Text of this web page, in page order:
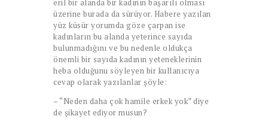
eril bir alanda bir kadının başarılı olması
üzerine burada da sürüyor. Habere yazılan
yüz küsür yorumda göze çarpan ise
kadınların bu alanda yeterince sayıda
bulunmadığını ve bu nedenle oldukça
önemli bir sayıda kadının yeteneklerinin
heba olduğunu söyleyen bir kullanıcıya
cevap olarak yazılanlar şöyle:
– “Neden daha çok hamile erkek yok” diye
de şikayet ediyor musun?